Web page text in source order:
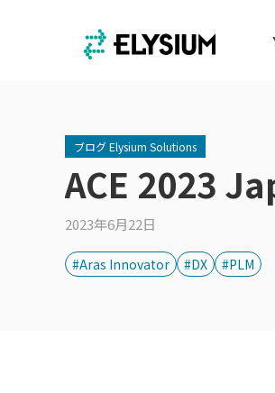
ブログ Elysium Solutions
ACE 2023
2023年6月22日
#Aras Innovator #DX #PLM